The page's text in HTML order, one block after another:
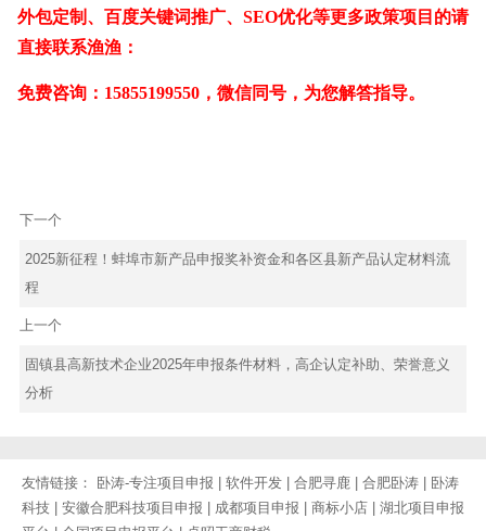
外包定制、百度关键词推广、 SEO优化等更多政策项目的请
直接联系渔渔：
免费咨询： 15855199550，微信同号，为您解答指导。
下一个
2025新征程！蚌埠市新产品申报奖补资金和各区县新产品认定材料流
程
上一个
固镇县高新技术企业2025年申报条件材料，高企认定补助、荣誉意义
分析
友情链接： 卧涛-专注项目申报 软件开发 合肥寻鹿 合肥卧涛
卧涛
科技
安徽合肥科技项目申报 成都项目申报 商标小店
湖北项目申报